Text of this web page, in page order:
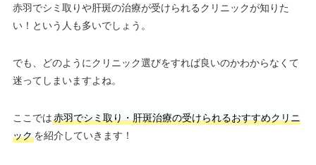
赤羽でシミ取りや肝斑の治療が受けられるクリニックが知りた
い！という人も多いでしょう。
でも、どのようにクリニック選びをすれば良いのかわからなくて
迷ってしまいますよね。
ここでは赤羽でシミ取り・肝斑治療の受けられるおすすめクリニ
ックを紹介していきます！